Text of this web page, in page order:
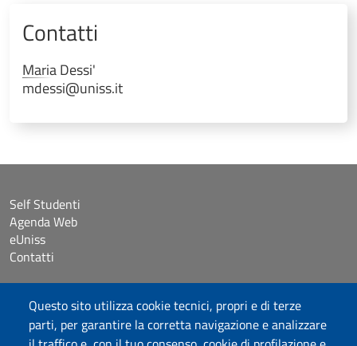
Questo sito utilizza cookie tecnici, propri e di terze
parti, per garantire la corretta navigazione e analizzare
Contatti
MariaDessi'
mdessi@uniss.it
Self Studenti
Agenda Web
eUniss
Contatti
Accessibilità
Dichiarazione di accessibilità
Cookie settings